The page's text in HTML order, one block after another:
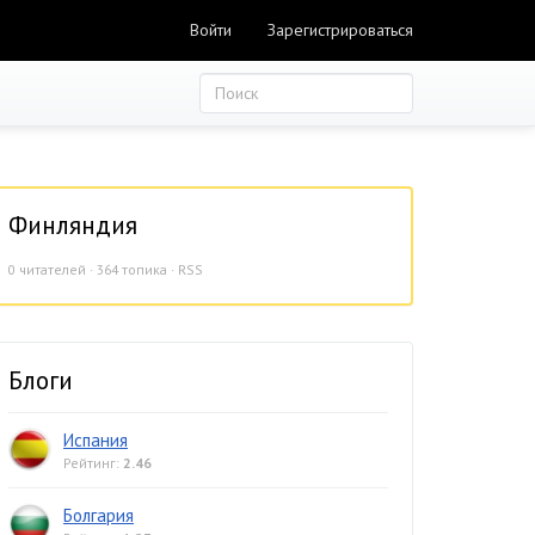
Войти Зарегистрироваться
Финляндия
0 читателей · 364 топика · RSS
Блоги
Испания
Рейтинг: 2.46
Болгария